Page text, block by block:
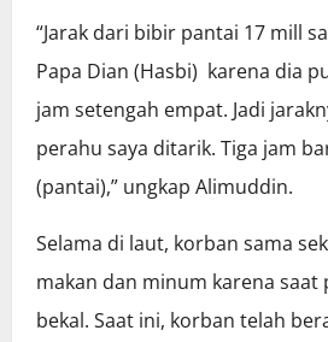
“Jarak dari bibir pantai 17 mill
Papa Dian (Hasbi) karena dia
jam setengah empat. Jadi
perahu saya ditarik. Tiga jam
(pantai),” ungkap Alimuddin.
Selama di laut, korban sama
makan dan minum karena saat
bekal. Saat ini, korban telah